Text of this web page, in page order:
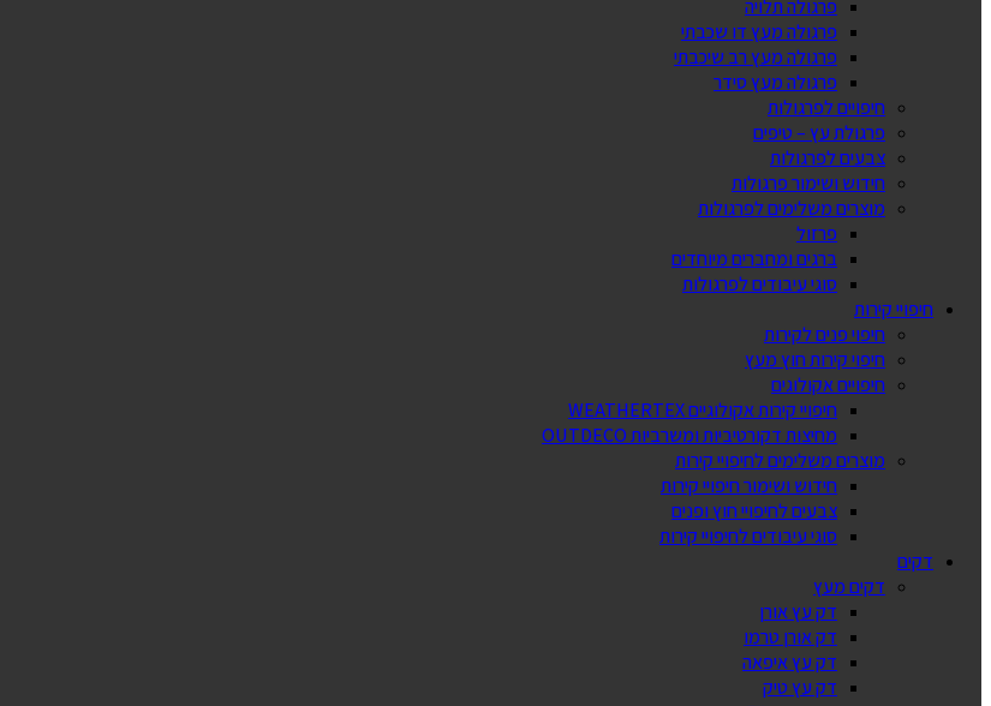
פרגולה תלויה
פרגולה מעץ דו שכבתי
פרגולה מעץ רב שיכבתי
פרגולה מעץ סידר
חיפויים לפרגולות
פרגולת עץ – טיפים
צבעים לפרגולות
חידוש ושימור פרגולות
מוצרים משלימים לפרגולות
פרזול
ברגים ומחברים מיוחדים
סוגי עיבודים לפרגולות
חיפויי קירות
חיפוי פנים לקירות
חיפוי קירות חוץ מעץ
חיפויים אקולוגים
חיפויי קירות אקולוגיים WEATHERTEX
מחיצות דקורטיביות ומשרביות OUTDECO
מוצרים משלימים לחיפויי קירות
חידוש ושימור חיפויי קירות
צבעים לחיפויי חוץ ופנים
סוגי עיבודים לחיפויי קירות
דקים
דקים מעץ
דק עץ אורן
דק אורן טרמו
דק עץ איפאה
דק עץ טיק